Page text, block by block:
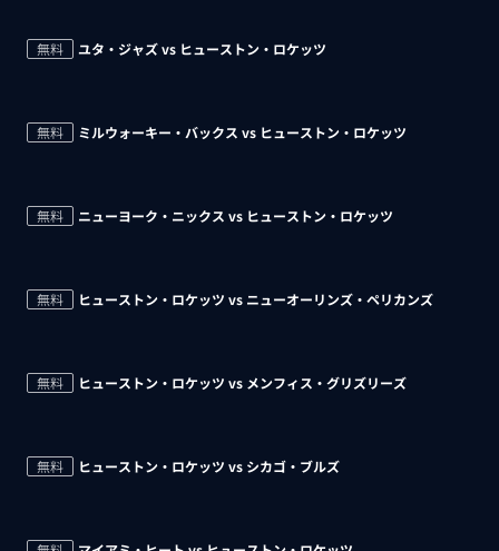
無料 ユタ・ジャズ vs ヒューストン・ロケッツ
無料 ミルウォーキー・バックス vs ヒューストン・ロケッツ
無料 ニューヨーク・ニックス vs ヒューストン・ロケッツ
無料 ヒューストン・ロケッツ vs ニューオーリンズ・ペリカンズ
無料 ヒューストン・ロケッツ vs メンフィス・グリズリーズ
無料 ヒューストン・ロケッツ vs シカゴ・ブルズ